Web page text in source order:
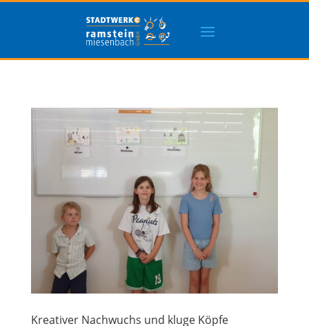
Kreativer Nachwuchs und kluge Köpfe